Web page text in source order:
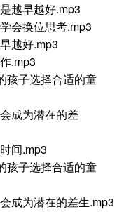
越早越好.mp3
会换位思考.mp3
越好.mp3
.mp3
孩子选择合适的童
成为潜在的差
间.mp3
孩子选择合适的童
成为潜在的差生.mp3